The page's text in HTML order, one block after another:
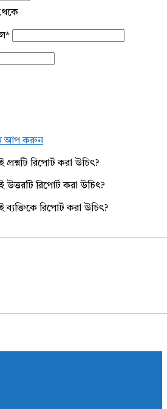
*
আপ করুন
রিপোর্ট করা উচিৎ?
রিপোর্ট করা উচিৎ?
রিপোর্ট করা উচিৎ?